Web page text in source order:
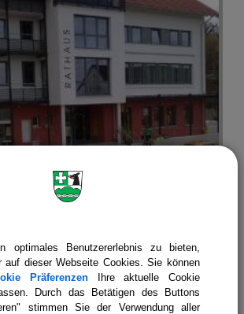
Stellenangebote
optimales Benutzererlebnis zu bieten,
auf dieser Webseite Cookies. Sie können
Präferenzen Ihre aktuelle Cookie
Durch das Betätigen des Buttons
stimmen Sie der Verwendung aller